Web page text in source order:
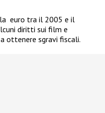
euro tra il 2005 e il
diritti sui film e
ottenere sgravi fiscali.